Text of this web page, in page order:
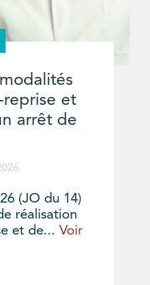
reprise et
arrêt de
(JO du 14)
réalisation
et de... Voir